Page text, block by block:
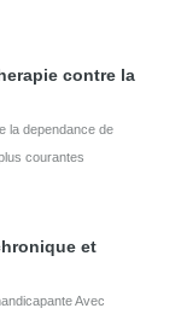
contre la
la dependance de
courantes
et
Avec